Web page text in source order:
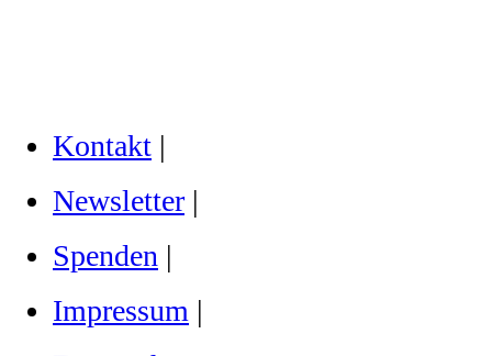
Kontakt |
Newsletter |
Spenden |
Impressum |